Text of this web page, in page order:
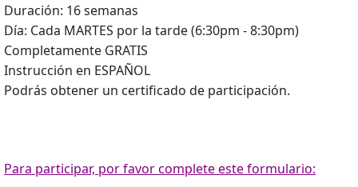
Duración: 16 semanas
Día: Cada MARTES por la tarde (6:30pm - 8:30pm)
Completamente GRATIS
Instrucción en ESPAÑOL
Podrás obtener un certificado de participación.
Para participar, por favor complete este formulario: